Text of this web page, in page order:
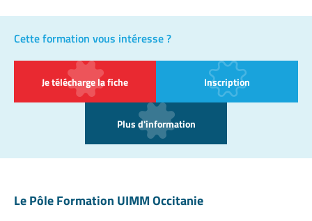
Cette formation vous intéresse ?
Je télécharge la fiche Inscription
Plus d'information
Le Pôle Formation UIMM Occitanie